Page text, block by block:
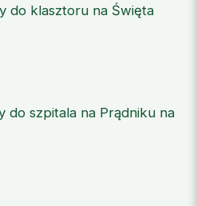
do klasztoru na Święta
do szpitala na Prądniku na